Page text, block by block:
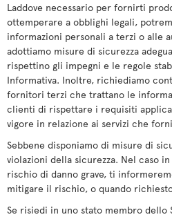
Laddove necessario per fornirti
ottemperare a obblighi legali,
informazioni personali a terzi o alle
adottiamo misure di sicurezza
rispettino gli impegni e le regole
Informativa. Inoltre, richiediamo
fornitori terzi che trattano le
clienti di rispettare i requisiti
vigore in relazione ai servizi che
Sebbene disponiamo di misure di
violazioni della sicurezza. Nel caso
rischio di danno grave, ti
mitigare il rischio, o quando
Se risiedi in uno stato membro dello